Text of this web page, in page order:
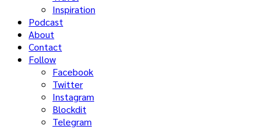
Inspiration
Podcast
About
Contact
Follow
Facebook
Twitter
Instagram
Blockdit
Telegram